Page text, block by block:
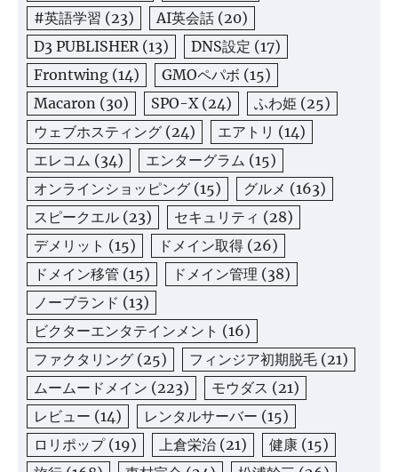
#英語学習 (23) AI英会話 (20)
D3 PUBLISHER (13) DNS設定 (17)
Frontwing (14) GMOペパボ (15)
Macaron (30) SPO-X (24) ふわ姫 (25)
ウェブホスティング (24) エアトリ (14)
エレコム (34) エンターグラム (15)
オンラインショッピング (15) グルメ (163)
スピークエル (23) セキュリティ (28)
デメリット (15) ドメイン取得 (26)
ドメイン移管 (15) ドメイン管理 (38)
ノーブランド (13)
ビクターエンタテインメント (16)
ファクタリング (25) フィンジア初期脱毛 (21)
ムームードメイン (223) モウダス (21)
レビュー (14) レンタルサーバー (15)
ロリポップ(19) 上倉栄治 (21) 健康 (15)